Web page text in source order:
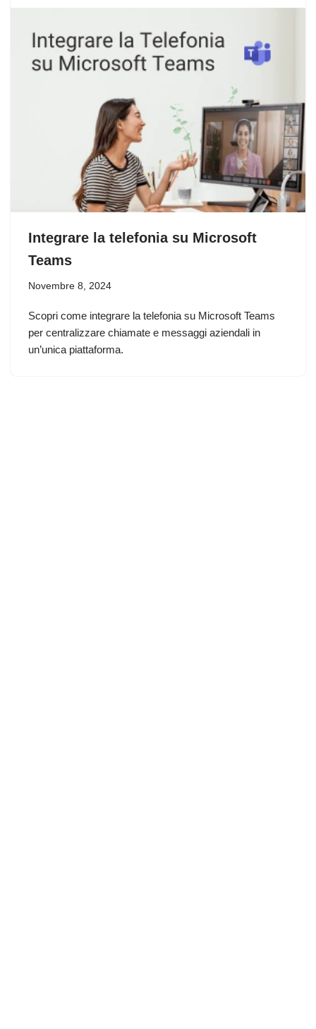
Integrare la telefonia su Microsoft
Teams
Novembre 8, 2024
Scopri come integrare la telefonia su Microsoft Teams
per centralizzare chiamate e messaggi aziendali in
un’unica piattaforma.